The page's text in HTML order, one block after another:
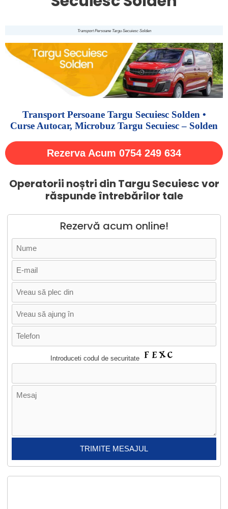
Transport Persoane Targu Secuiesc Solden
Transport Persoane Targu Secuiesc Solden •
Curse Autocar, Microbuz Targu Secuiesc – Solden
Rezerva Acum 0754 249 634
Operatorii noștri din Targu Secuiesc vor
răspunde întrebărilor tale
Rezervă acum online!
Introduceti codul de securitate